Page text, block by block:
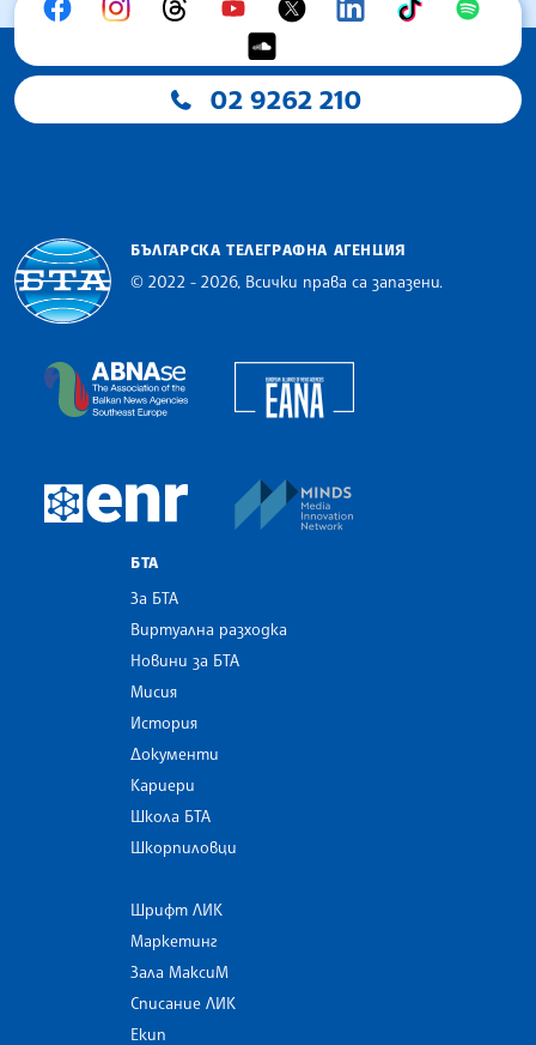
02 9262 210
БЪЛГАРСКА ТЕЛЕГРАФНА АГЕНЦИЯ
© 2022 - 2026, Всички права са запазени.
The Assocoation of the Balkan News Agencies
European Newsroom
БТА
За БТА
Виртуална разходка
Новини за БТА
Мисия
История
Документи
Кариери
Школа БТА
Шкорпиловци
Шрифт ЛИК
Маркетинг
Зала МаксиМ
Списание ЛИК
Екип